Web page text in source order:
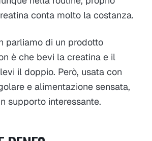
conta molto la costanza.
parliamo di un prodotto
è che bevi la creatina e il
il doppio. Però, usata con
e alimentazione sensata,
supporto interessante.